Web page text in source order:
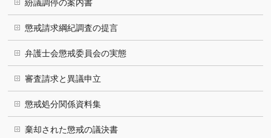
紛議調停の案内書
懲戒請求綱紀調査の提言
弁護士会懲戒委員会の実態
審査請求と異議申立
懲戒処分関係資料集
棄却された懲戒の議決書